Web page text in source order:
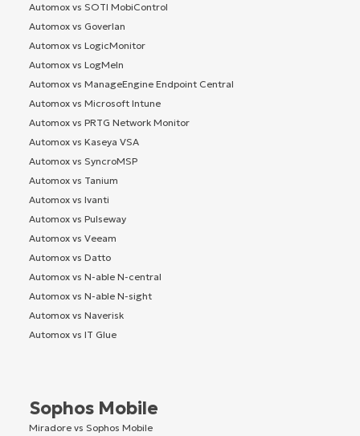
Automox vs SOTI MobiControl
Automox vs Goverlan
Automox vs LogicMonitor
Automox vs LogMeIn
Automox vs ManageEngine Endpoint Central
Automox vs Microsoft Intune
Automox vs PRTG Network Monitor
Automox vs Kaseya VSA
Automox vs SyncroMSP
Automox vs Tanium
Automox vs Ivanti
Automox vs Pulseway
Automox vs Veeam
Automox vs Datto
Automox vs N-able N-central
Automox vs N-able N-sight
Automox vs Naverisk
Automox vs IT Glue
Sophos Mobile
Miradore vs Sophos Mobile